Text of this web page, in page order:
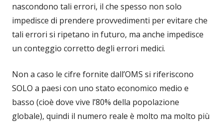
nascondono tali errori, il che spesso non solo
impedisce di prendere provvedimenti per evitare che
tali errori si ripetano in futuro, ma anche impedisce
un conteggio corretto degli errori medici.
Non a caso le cifre fornite dall’OMS si riferiscono
SOLO a paesi con uno stato economico medio e
basso (cioè dove vive l’80% della popolazione
globale), quindi il numero reale è molto ma molto più